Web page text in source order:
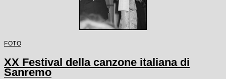
FOTO
XX Festival della canzone italiana di
Sanremo